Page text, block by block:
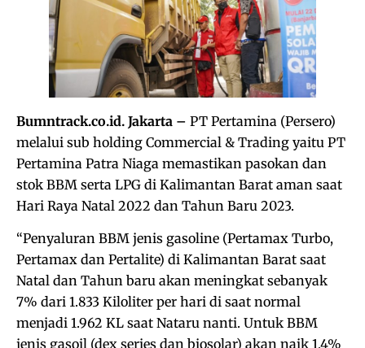
Bumntrack.co.id. Jakarta – PT Pertamina (Persero)
melalui sub holding Commercial & Trading yaitu PT
Pertamina Patra Niaga memastikan pasokan dan
stok BBM serta LPG di Kalimantan Barat aman saat
Hari Raya Natal 2022 dan Tahun Baru 2023.
“Penyaluran BBM jenis gasoline (Pertamax Turbo,
Pertamax dan Pertalite) di Kalimantan Barat saat
Natal dan Tahun baru akan meningkat sebanyak
7% dari 1.833 Kiloliter per hari di saat normal
menjadi 1.962 KL saat Nataru nanti. Untuk BBM
jenis gasoil (dex series dan biosolar) akan naik 1,4%